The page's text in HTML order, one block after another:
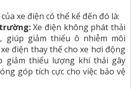
xe điện có thể kể đến đó là:
Xe điện không phát thải
giúp giảm thiểu ô nhiễm môi
điện thay thế cho xe hơi động
giảm thiểu lượng khí thải gây
góp tích cực cho việc bảo vệ